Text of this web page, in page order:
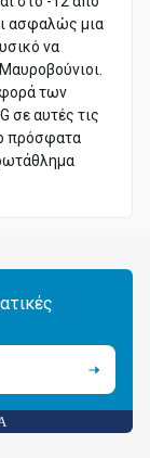
ασφαλώς μια
να
των
σε αυτές τις
πρόσφατα